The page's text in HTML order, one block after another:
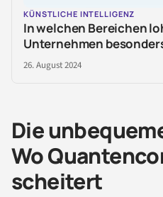
KÜNSTLICHE INTELLIGENZ
In welchen Bereichen
Unternehmen
26. August 2024
Die
Wo
scheitert